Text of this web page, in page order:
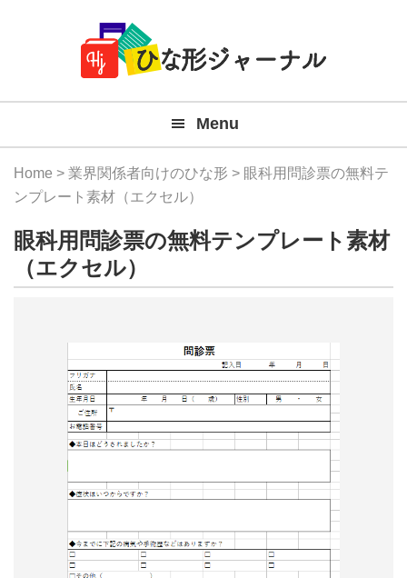
Navigation
料
テ
プ
ー
『ひ
な
形
ジ
ャ
ー
ナ
Menu
Home > 業界関係者向けのひな形 > 眼科用問診票の無料テ
ンプレート素材（エクセル）
眼科用問診票の無料テンプレート素材
（エクセル）